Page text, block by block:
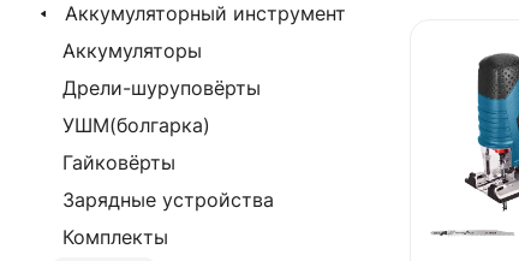
Аккумуляторный инструмент
Аккумуляторы
Дрели-шуруповёрты
УШМ(болгарка)
Гайковёрты
Зарядные устройства
Комплекты